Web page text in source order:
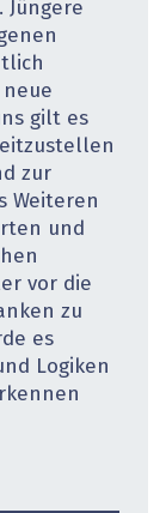
gilt es
zur
Weiteren
und
vor die
zu
es
Logiken